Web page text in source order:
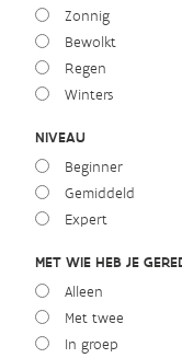
Zonnig
Bewolkt
Regen
Winters
NIVEAU
Beginner
Gemiddeld
Expert
MET WIE HEB JE
Alleen
Met twee
In groep